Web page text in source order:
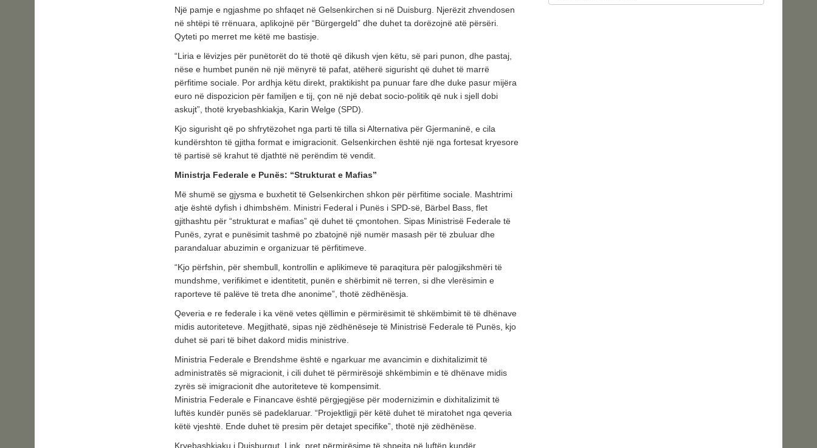
Një pamje e ngjashme po shfaqet në Gelsenkirchen si në Duisburg. Njerëzit zhvendosen
në shtëpi të rrënuara, aplikojnë për “Bürgergeld” dhe duhet ta dorëzojnë atë përsëri.
Qyteti po merret me këtë me bastisje.
“Liria e lëvizjes për punëtorët do të thotë që dikush vjen këtu, së pari punon, dhe pastaj,
nëse e humbet punën në një mënyrë të pafat, atëherë sigurisht që duhet të marrë
përfitime sociale. Por ardhja këtu direkt, praktikisht pa punuar fare dhe duke pasur mijëra
euro në dispozicion për familjen e tij, çon në një debat socio-politik që nuk i sjell dobi
askujt”, thotë kryebashkiakja, Karin Welge (SPD).
Kjo sigurisht që po shfrytëzohet nga parti të tilla si Alternativa për Gjermaninë, e cila
kundërshton të gjitha format e imigracionit. Gelsenkirchen është një nga fortesat kryesore
të partisë së krahut të djathtë në perëndim të vendit.
Ministrja Federale e Punës: “Strukturat e Mafias”
Më shumë se gjysma e buxhetit të Gelsenkirchen shkon për përfitime sociale. Mashtrimi
atje është dyfish i dhimbshëm. Ministri Federal i Punës i SPD-së, Bärbel Bass, flet
gjithashtu për “strukturat e mafias” që duhet të çmontohen. Sipas Ministrisë Federale të
Punës, zyrat e punësimit tashmë po zbatojnë një numër masash për të zbuluar dhe
parandaluar abuzimin e organizuar të përfitimeve.
“Kjo përfshin, për shembull, kontrollin e aplikimeve të paraqitura për palogjikshmëri të
mundshme, verifikimet e identitetit, punën e shërbimit në terren, si dhe vlerësimin e
raporteve të palëve të treta dhe anonime”, thotë zëdhënësja.
Qeveria e re federale i ka vënë vetes qëllimin e përmirësimit të shkëmbimit të të dhënave
midis autoriteteve. Megjithatë, sipas një zëdhënëseje të Ministrisë Federale të Punës, kjo
duhet së pari të bihet dakord midis ministrive.
Ministria Federale e Brendshme është e ngarkuar me avancimin e dixhitalizimit të
administratës së migracionit, i cili duhet të përmirësojë shkëmbimin e të dhënave midis
zyrës së imigracionit dhe autoriteteve të kompensimit.
Ministria Federale e Financave është përgjegjëse për modernizimin e dixhitalizimit të
luftës kundër punës së padeklaruar. “Projektligji për këtë duhet të miratohet nga qeveria
këtë vjeshtë. Ende duhet të presim për detajet specifike”, thotë një zëdhënëse.
Kryebashkiaku i Duisburgut, Link, pret përmirësime të shpejta në luftën kundër